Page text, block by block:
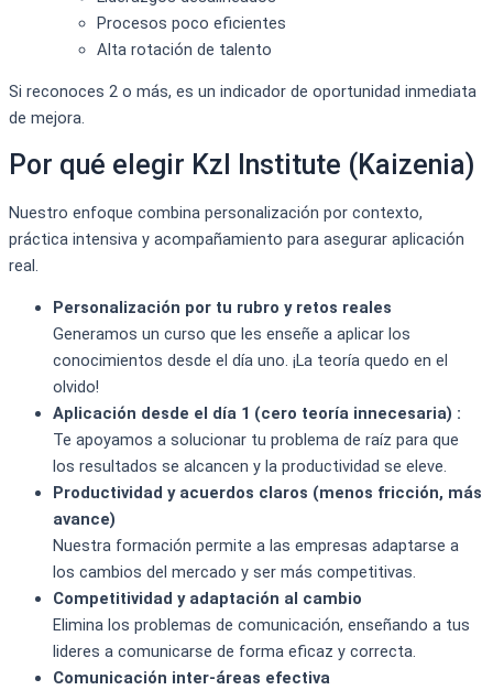
Procesos poco eficientes
Alta rotación de talento
Si reconoces 2 o más, es un indicador de oportunidad inmediata
de mejora.
Por qué elegir KzI Institute (Kaizenia)
Nuestro enfoque combina personalización por contexto,
práctica intensiva y acompañamiento para asegurar aplicación
real.
Personalización por tu rubro y retos reales
Generamos un curso que les enseñe a aplicar los
conocimientos desde el día uno. ¡La teoría quedo en el
olvido!
Aplicación desde el día 1 (cero teoría innecesaria) :
Te apoyamos a solucionar tu problema de raíz para que
los resultados se alcancen y la productividad se eleve.
Productividad y acuerdos claros (menos fricción, más
avance)
Nuestra formación permite a las empresas adaptarse a
los cambios del mercado y ser más competitivas.
Competitividad y adaptación al cambio
Elimina los problemas de comunicación, enseñando a tus
lideres a comunicarse de forma eficaz y correcta.
Comunicación inter-áreas efectiva